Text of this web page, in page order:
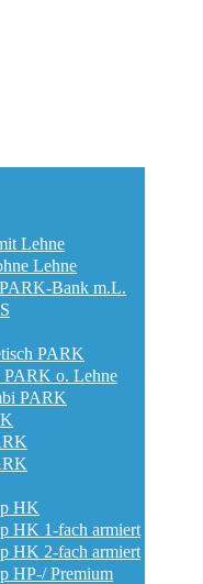
Lehne
Lehne
Bank m.L.
PARK
PARK o. Lehne
PARK
HK
HK 1-fach armiert
HK 2-fach armiert
HP-/ Premium